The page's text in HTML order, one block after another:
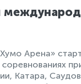
Арена»
соревнованиях
Катара,